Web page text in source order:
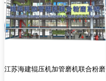
江苏海建辊压机加管磨机联合粉磨